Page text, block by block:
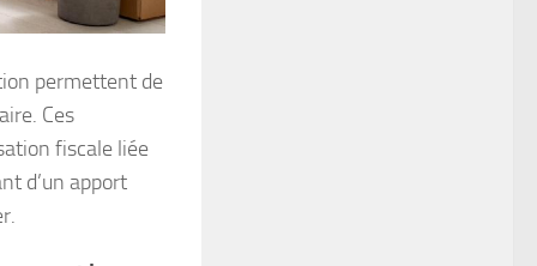
permettent de
Ces
fiscale liée
d’un apport